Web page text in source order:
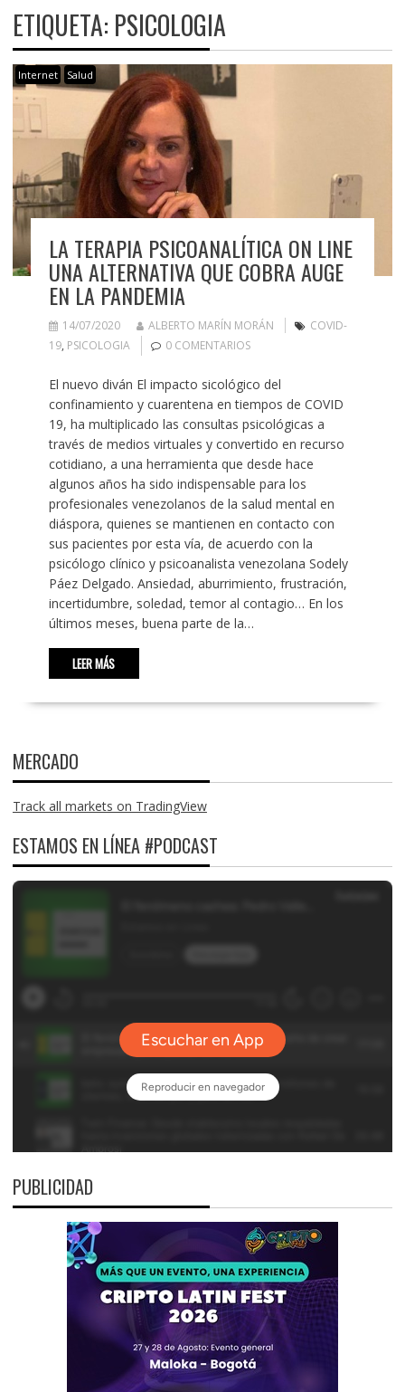
ETIQUETA: PSICOLOGIA
Internet Salud
LA TERAPIA PSICOANALÍTICA ON LINE
UNA ALTERNATIVA QUE COBRA AUGE
EN LA PANDEMIA
14/07/2020 ALBERTO MARÍN MORÁN
COVID-
19, PSICOLOGIA 0 COMENTARIOS
El nuevo diván El impacto sicológico del
confinamiento y cuarentena en tiempos de COVID
19, ha multiplicado las consultas psicológicas a
través de medios virtuales y convertido en recurso
cotidiano, a una herramienta que desde hace
algunos años ha sido indispensable para los
profesionales venezolanos de la salud mental en
diáspora, quienes se mantienen en contacto con
sus pacientes por esta vía, de acuerdo con la
psicólogo clínico y psicoanalista venezolana Sodely
Páez Delgado. Ansiedad, aburrimiento, frustración,
incertidumbre, soledad, temor al contagio… En los
últimos meses, buena parte de la…
LEER MÁS
MERCADO
Track all markets on TradingView
ESTAMOS EN LÍNEA #PODCAST
PUBLICIDAD